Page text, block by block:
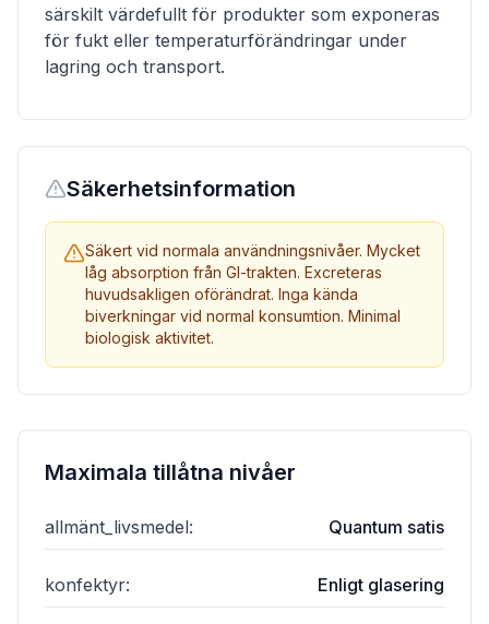
särskilt värdefullt för produkter som exponeras
för fukt eller temperaturförändringar under
lagring och transport.
Säkerhetsinformation
Säkert vid normala användningsnivåer. Mycket
låg absorption från GI-trakten. Excreteras
huvudsakligen oförändrat. Inga kända
biverkningar vid normal konsumtion. Minimal
biologisk aktivitet.
Maximala tillåtna nivåer
allmänt_livsmedel: Quantum satis
konfektyr: Enligt glasering